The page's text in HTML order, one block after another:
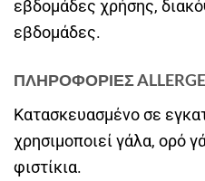
εβδομάδες χρήσης,
εβδομάδες.
ΠΛΗΡΟΦΟΡΙΕΣ
Κατασκευασμένο σε
χρησιμοποιεί γάλα, ορό
φιστίκια.